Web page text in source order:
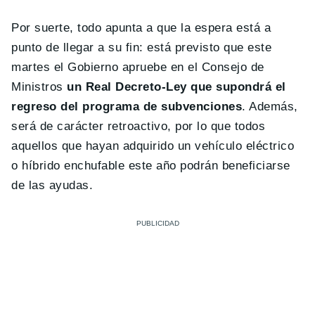
Por suerte, todo apunta a que la espera está a
punto de llegar a su fin: está previsto que este
martes el Gobierno apruebe en el Consejo de
Ministros un Real Decreto-Ley que supondrá el
regreso del programa de subvenciones. Además,
será de carácter retroactivo, por lo que todos
aquellos que hayan adquirido un vehículo eléctrico
o híbrido enchufable este año podrán beneficiarse
de las ayudas.